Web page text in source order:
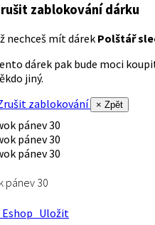
zablokování dárku
nechceš mít dárek Polštář
dárek pak bude moci
jiný.
zablokování
× Zpět
pánev 30
Uložit